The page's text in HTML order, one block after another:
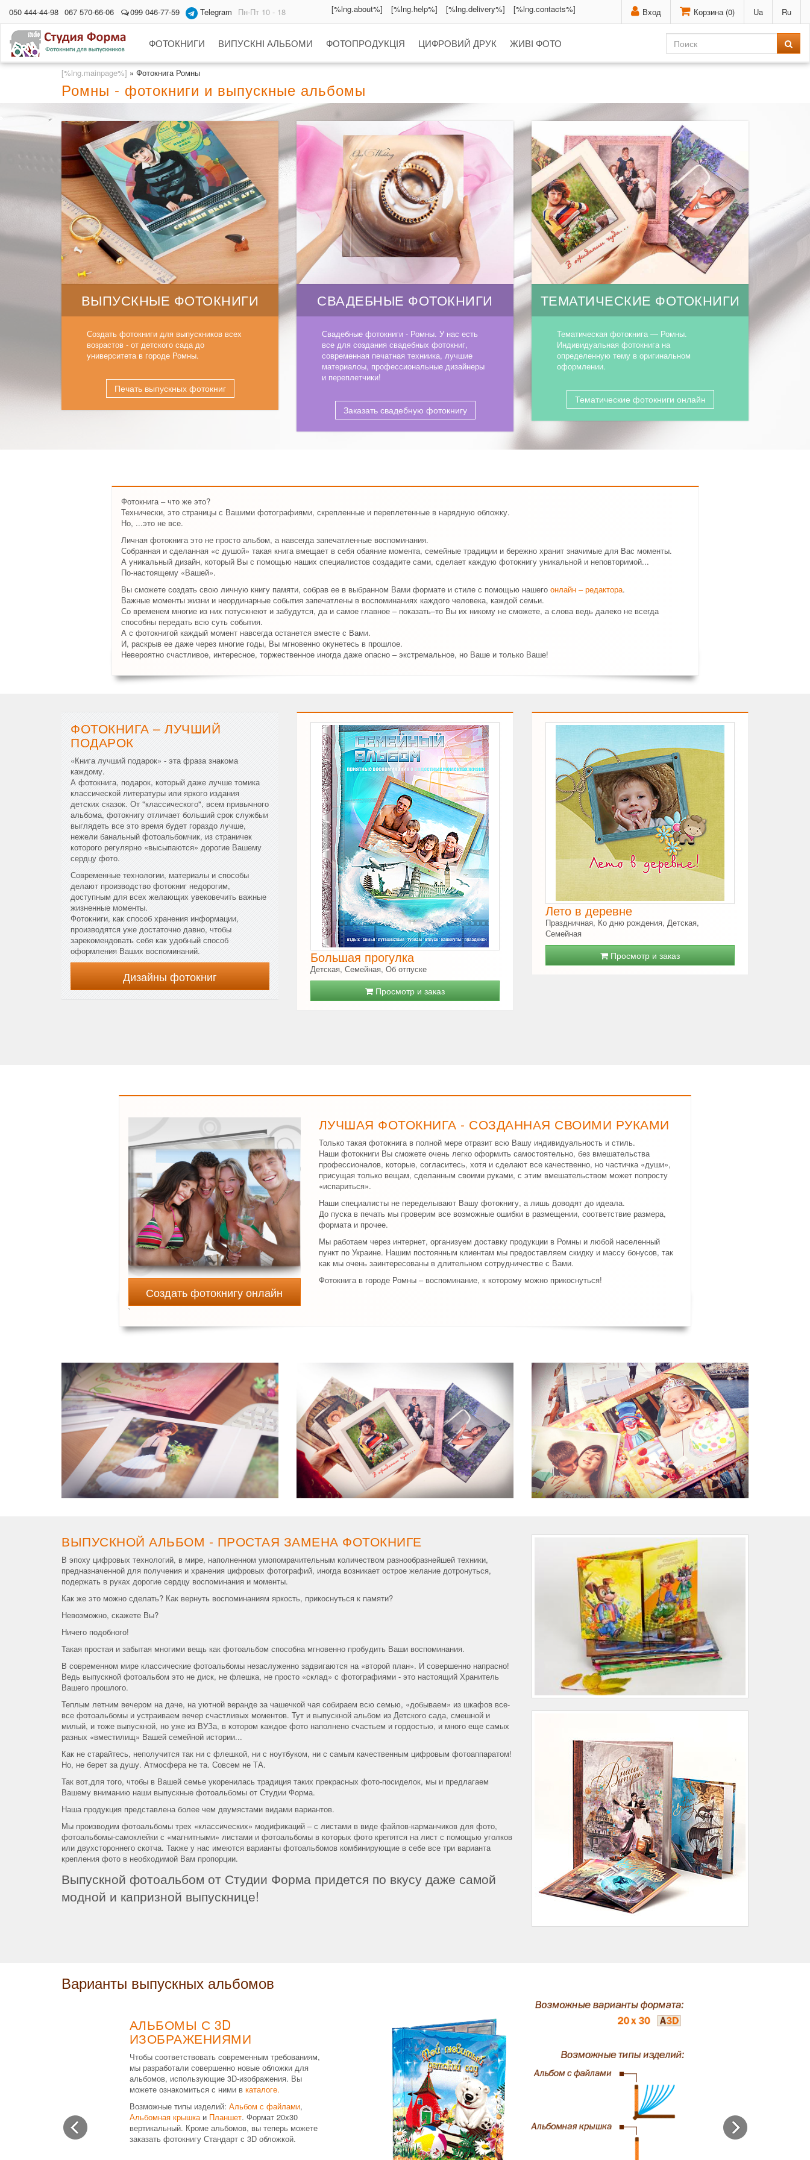
Вход Корзина (0) Ua Ru
050 444-44-98 067 570-66-06 099 046-77-59 Telegram Пн-Пт 10 - 18 [%lng.about%] [%lng.help%] [%lng.delivery%] [%lng.contacts%]
ФОТОКНИГИ ВИПУСКНІ АЛЬБОМИ ФОТОПРОДУКЦІЯ ЦИФРОВИЙ ДРУК ЖИВІ ФОТО
[%lng.mainpage%] » Фотокнига Ромны
Ромны - фотокниги и выпускные альбомы
ВЫПУСКНЫЕ ФОТОКНИГИ
Создать фотокниги для выпускников всех
возрастов - от детского сада до
университета в городе Ромны.
Печать выпускных фотокниг
СВАДЕБНЫЕ ФОТОКНИГИ
Свадебные фотокниги - Ромны. У нас есть
все для создания свадебных фотокниг,
современная печатная техниика, лучшие
материалоы, профессиональные дизайнеры
и переплетчики!
Заказать свадебную фотокнигу
ТЕМАТИЧЕСКИЕ ФОТОКНИГИ
Тематическая фотокнига — Ромны.
Индивидуальная фотокнига на
определенную тему в оригинальном
оформлении.
Тематические фотокниги онлайн
Фотокнига – что же это?
Технически, это страницы с Вашими фотографиями, скрепленные и переплетенные в нарядную обложку.
Но, ...это не все.
Личная фотокнига это не просто альбом, а навсегда запечатленные воспоминания.
Собранная и сделанная «с душой» такая книга вмещает в себя обаяние момента, семейные традиции и бережно хранит значимые для Вас моменты.
А уникальный дизайн, который Вы с помощью наших специалистов создадите сами, сделает каждую фотокнигу уникальной и неповторимой...
По-настоящему «Вашей».
Вы сможете создать свою личную книгу памяти, собрав ее в выбранном Вами формате и стиле с помощью нашего онлайн – редактора.
Важные моменты жизни и неординарные события запечатлены в воспоминаниях каждого человека, каждой семьи.
Со временем многие из них потускнеют и забудутся, да и самое главное – показать–то Вы их никому не сможете, а слова ведь далеко не всегда
способны передать всю суть события.
А с фотокнигой каждый момент навсегда останется вместе с Вами.
И, раскрыв ее даже через многие годы, Вы мгновенно окунетесь в прошлое.
Невероятно счастливое, интересное, торжественное иногда даже опасно – экстремальное, но Ваше и только Ваше!
ФОТОКНИГА – ЛУЧШИЙ
ПОДАРОК
«Книга лучший подарок» - эта фраза знакома
каждому.
А фотокнига, подарок, который даже лучше томика
классической литературы или яркого издания
детских сказок. От "классического", всем привычного
альбома, фотокнигу отличает больший срок службыи
выглядеть все это время будет гораздо лучше,
нежели банальный фотоальбомчик, из страничек
которого регулярно «высыпаются» дорогие Вашему
сердцу фото.
Современные технологии, материалы и способы
делают производство фотокниг недорогим,
доступным для всех желающих увековечить важные
жизненные моменты.
Фотокниги, как способ хранения информации,
производятся уже достаточно давно, чтобы
зарекомендовать себя как удобный способ
оформления Ваших воспоминаний.
Дизайны фотокниг
Большая прогулка
Детская, Семейная, Об отпуске
Просмотр и заказ
Лето в деревне
Праздничная, Ко дню рождения, Детская,
Семейная
Просмотр и заказ
Создать фотокнигу онлайн
`
ЛУЧШАЯ ФОТОКНИГА - СОЗДАННАЯ СВОИМИ РУКАМИ
Только такая фотокнига в полной мере отразит всю Вашу индивидуальность и стиль.
Наши фотокниги Вы сможете очень легко оформить самостоятельно, без вмешательства
профессионалов, которые, согласитесь, хотя и сделают все качественно, но частичка «души»,
присущая только вещам, сделанным своими руками, с этим вмешательством может попросту
«испариться».
Наши специалисты не переделывают Вашу фотокнигу, а лишь доводят до идеала.
До пуска в печать мы проверим все возможные ошибки в размещении, соответствие размера,
формата и прочее.
Мы работаем через интернет, организуем доставку продукции в Ромны и любой населенный
пункт по Украине. Нашим постоянным клиентам мы предоставляем скидку и массу бонусов, так
как мы очень заинтересованы в длительном сотрудничестве с Вами.
Фотокнига в городе Ромны – воспоминание, к которому можно прикоснуться!
ВЫПУСКНОЙ АЛЬБОМ - ПРОСТАЯ ЗАМЕНА ФОТОКНИГЕ
В эпоху цифровых технологий, в мире, наполненном умопомрачительным количеством разнообразнейшей техники,
предназначенной для получения и хранения цифровых фотографий, иногда возникает острое желание дотронуться,
подержать в руках дорогие сердцу воспоминания и моменты.
Как же это можно сделать? Как вернуть воспоминаниям яркость, прикоснуться к памяти?
Невозможно, скажете Вы?
Ничего подобного!
Такая простая и забытая многими вещь как фотоальбом способна мгновенно пробудить Ваши воспоминания.
В современном мире классические фотоальбомы незаслуженно задвигаются на «второй план». И совершенно напрасно!
Ведь выпускной фотоальбом это не диск, не флешка, не просто «склад» с фотографиями - это настоящий Хранитель
Вашего прошлого.
Теплым летним вечером на даче, на уютной веранде за чашечкой чая собираем всю семью, «добываем» из шкафов все-
все фотоальбомы и устраиваем вечер счастливых моментов. Тут и выпускной альбом из Детского сада, смешной и
милый, и тоже выпускной, но уже из ВУЗа, в котором каждое фото наполнено счастьем и гордостью, и много еще самых
разных «вместилищ» Вашей семейной истории...
Как не старайтесь, неполучится так ни с флешкой, ни с ноутбуком, ни с самым качественным цифровым фотоаппаратом!
Но, не берет за душу. Атмосфера не та. Совсем не ТА.
Так вот,для того, чтобы в Вашей семье укоренилась традиция таких прекрасных фото-посиделок, мы и предлагаем
Вашему вниманию наши выпускные фотоальбомы от Студии Форма.
Наша продукция представлена более чем двумястами видами вариантов.
Мы производим фотоальбомы трех «классических» модификаций – с листами в виде файлов-карманчиков для фото,
фотоальбомы-самоклейки с «магнитными» листами и фотоальбомы в которых фото крепятся на лист с помощью уголков
или двухстороннего скотча. Также у нас имеются варианты фотоальбомов комбинирующие в себе все три варианта
крепления фото в необходимой Вам пропорции.
Выпускной фотоальбом от Студии Форма придется по вкусу даже самой
модной и капризной выпускнице!
Варианты выпускных альбомов
АЛЬБОМЫ С 3D
ИЗОБРАЖЕНИЯМИ
Чтобы соответствовать современным требованиям,
мы разработали совершенно новые обложки для
альбомов, использующие 3D-изображения. Вы
можете ознакомиться с ними в каталоге.
Возможные типы изделий: Альбом с файлами,
Альбомная крышкаи Планшет. Формат 20х30
вертикальный. Кроме альбомов, вы теперь можете
заказать фотокнигу Стандарт с 3D обложкой.